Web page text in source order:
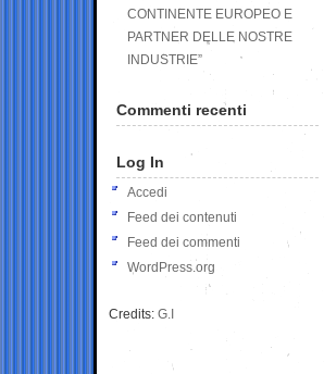
CONTINENTE EUROPEO E
PARTNER DELLE NOSTRE
INDUSTRIE”
Commenti recenti
Log In
Accedi
Feed dei contenuti
Feed dei commenti
WordPress.org
Credits: G.I